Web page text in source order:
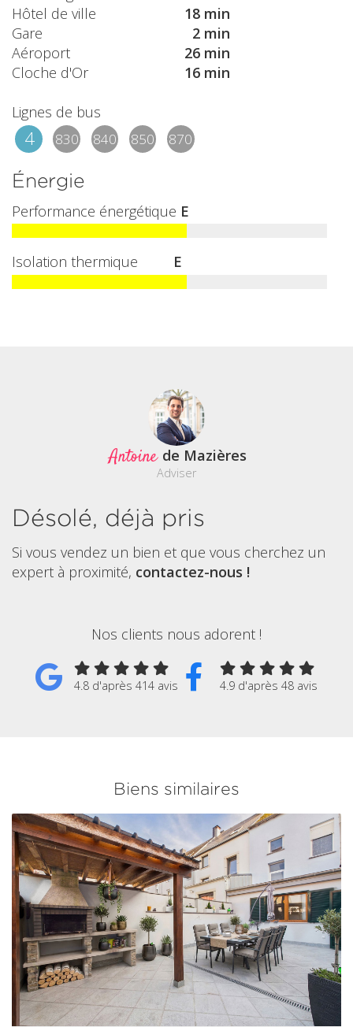
Hôtel de ville
18 min
Gare
2 min
Aéroport
26 min
Cloche d'Or
16 min
Lignes de bus
4 830 840 850 870
Énergie
Performance énergétique E
Isolation thermique E
Antoine de Mazières
Adviser
Désolé, déjà pris
Si vous vendez un bien et que vous cherchez un
expert à proximité, contactez-nous !
Nos clients nous adorent !
4.8 d'après 414 avis 4.9 d'après 48 avis
Biens similaires